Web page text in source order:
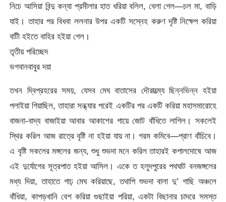
নিচে আসিয়া বিন্দু কন্যা প্রমীলার হাত ধরিয়া বলিল, বেলা গেল—চল মা, বাড়ি
যাই। তাহার পর বিধবা ললনার উপর একটি সস্নেহ করুণ দৃষ্টি নিক্ষেপ করিয়া
বাটী হইতে বাহির হইয়া গেল।
তৃতীয় পরিচ্ছেদ
ভগবানবাবুর দয়া
তখন দ্বিপ্রহরের সময়, যেসব মেঘ বাতাসের দৌরাত্ম্যে ছিন্নভিন্ন হইয়া
পলাইয়া গিয়াছিল, তাহারা সন্ধ্যার পরেই একটির পর একটি করিয়া মহাসমারোহে
বাজনা-বাদ্য বাজাইয়া আবার আকাশের গায়ে জোট বাঁধিতে লাগিল। সকলেই
স্থির করিল আজ রাত্রে বৃষ্টি না হইয়া যায় না। গরম কমিবে—প্রাণ বাঁচিবে।
এ বৃষ্টি সকলের মঙ্গলের জন্য, শুধু শুভদা মনে করিল তাহারই কপালদোষে আজ
এই দুর্যোগের সূত্রপাত হইয়া আসিল। একে ত হলুদপুরের পথঘাট বনজঙ্গলের
মধ্য দিয়া, তাহাতে গাঢ় মেঘ করিয়াছে, তথাপি শুভদা বালা দু’ গাছি অঞ্চলে
বাঁধিয়া, কাপড়খানি বেশ করিয়া গুছাইয়া পরিয়া, একটা বিছানার চাদরে সমস্ত